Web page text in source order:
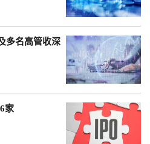
多名高管收深
家